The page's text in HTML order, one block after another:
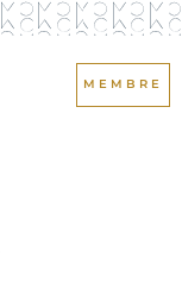
MEMBRE